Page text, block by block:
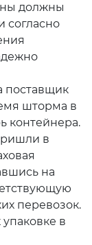
должны
согласно
поставщик
шторма в
контейнера.
в
на
перевозок.
в